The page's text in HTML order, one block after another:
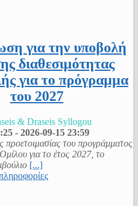
για την υποβολή
διαθεσιμότητας
για το πρόγραμμα
του 2027
& Draseis Syllogou
- 2026-09-15 23:59
προετοιμασίας του προγράμματος
για το έτος 2027, το
[...]